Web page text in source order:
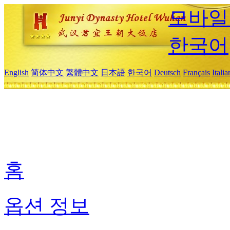
모바
한국어
English 简体中文 繁體中文 日本語 한국어 Deutsch Français
홈
옵션 정보